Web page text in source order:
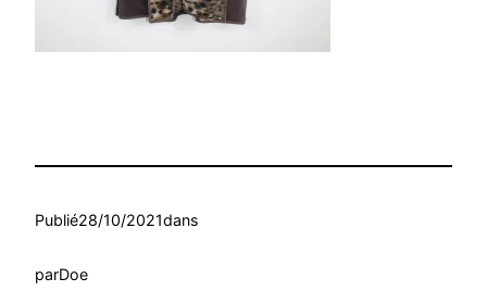
Publié28/10/2021dans
parDoe